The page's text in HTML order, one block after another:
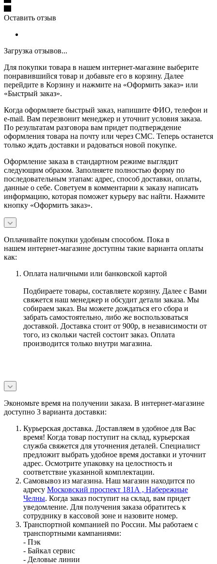
Оставить отзыв
Загрузка отзывов...
Для покупки товара в нашем интернет-магазине выберите
понравившийся товар и добавьте его в корзину. Далее
перейдите в Корзину и нажмите на «Оформить заказ» или
«Быстрый заказ».
Когда оформляете быстрый заказ, напишите ФИО, телефон и
e-mail. Вам перезвонит менеджер и уточнит условия заказа.
По результатам разговора вам придет подтверждение
оформления товара на почту или через СМС. Теперь останется
только ждать доставки и радоваться новой покупке.
Оформление заказа в стандартном режиме выглядит
следующим образом. Заполняете полностью форму по
последовательным этапам: адрес, способ доставки, оплаты,
данные о себе. Советуем в комментарии к заказу написать
информацию, которая поможет курьеру вас найти. Нажмите
кнопку «Оформить заказ».
Оплачивайте покупки удобным способом. Пока в
нашем интернет-магазине доступны такие варианта оплаты
как:
Оплата наличными или банковской картой
Подбираете товары, составляете корзину. Далее с Вами
свяжется наш менеджер и обсудит детали заказа. Мы
собираем заказ. Вы можете дождаться его сбора и
забрать самостоятельно, либо же воспользоваться
доставкой. Доставка стоит от 900р, в независимости от
того, из скольки частей состоит заказ. Оплата
производится только внутри магазина.
Экономьте время на получении заказа. В интернет-магазине
доступно 3 варианта доставки:
Курьерская доставка. Доставляем в удобное для Вас
время! Когда товар поступит на склад, курьерская
служба свяжется для уточнения деталей. Специалист
предложит выбрать удобное время доставки и уточнит
адрес. Осмотрите упаковку на целостность и
соответствие указанной комплектации.
Самовывоз из магазина. Наш магазин находится по
адресу Московский проспект 181А , Набережные
Челны. Когда заказ поступит на склад, вам придет
уведомление. Для получения заказа обратитесь к
сотруднику в кассовой зоне и назовите номер.
Транспортной компанией по России. Мы работаем с
транспортными кампаниями:
- Пэк
- Байкал сервис
- Деловые линии